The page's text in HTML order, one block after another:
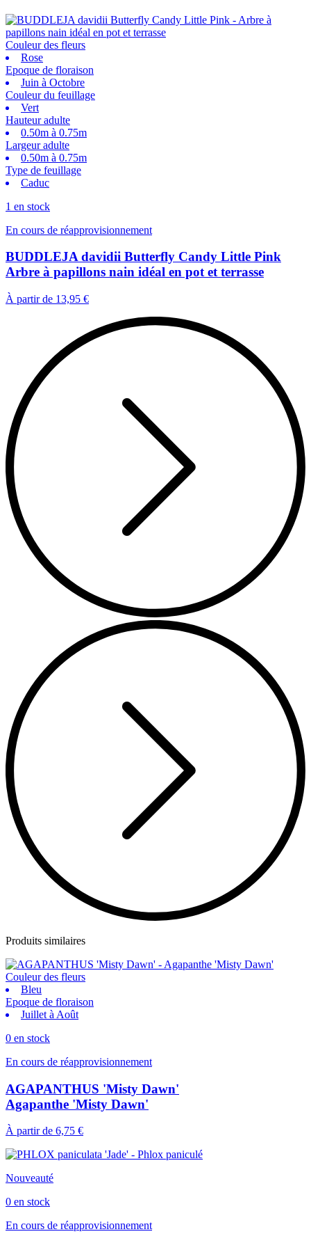
Couleur des fleurs
Rose
Epoque de floraison
Juin à Octobre
Couleur du feuillage
Vert
Hauteur adulte
0.50m à 0.75m
Largeur adulte
0.50m à 0.75m
Type de feuillage
Caduc
1 en stock
En cours de réapprovisionnement
BUDDLEJA davidii Butterfly Candy Little Pink
Arbre à papillons nain idéal en pot et terrasse
À partir de 13,95 €
Produits similaires
Couleur des fleurs
Bleu
Epoque de floraison
Juillet à Août
0 en stock
En cours de réapprovisionnement
AGAPANTHUS 'Misty Dawn'
Agapanthe 'Misty Dawn'
À partir de 6,75 €
Nouveauté
0 en stock
En cours de réapprovisionnement